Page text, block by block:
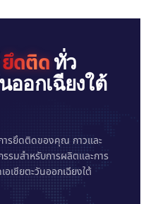
ยึดติด ทั่ว
ออกเฉียงใต้
ารยึดติดของคุณ กาวและ
รมสำหรับการผลิตและการ
อเชียตะวันออกเฉียงใต้